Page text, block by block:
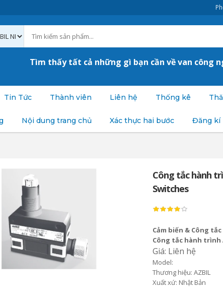
Tìm thấy tất cả những gì bạn cần về van công
Tin Tức Thành viên Liên hệ Thống kê
Nội dung trang chủ Xác thực hai bước Đăng kí
Công tắc hành
Switches
Cảm biến & Công
Công tắc hành
Giá: Liên hệ
Model:
Thương hiệu: AZBIL
Xuất xứ: Nhật Bản